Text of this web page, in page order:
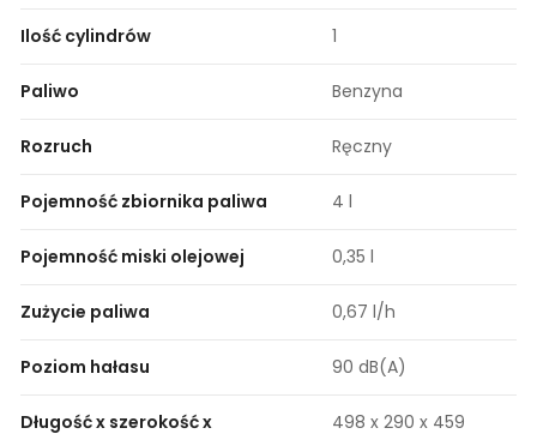
Ilość cylindrów 1
Paliwo Benzyna
Rozruch Ręczny
Pojemność zbiornika paliwa 4 l
Pojemność miski olejowej 0,35 l
Zużycie paliwa 0,67 l/h
Poziom hałasu 90 dB(A)
Długość x szerokość x
498 x 290 x 459